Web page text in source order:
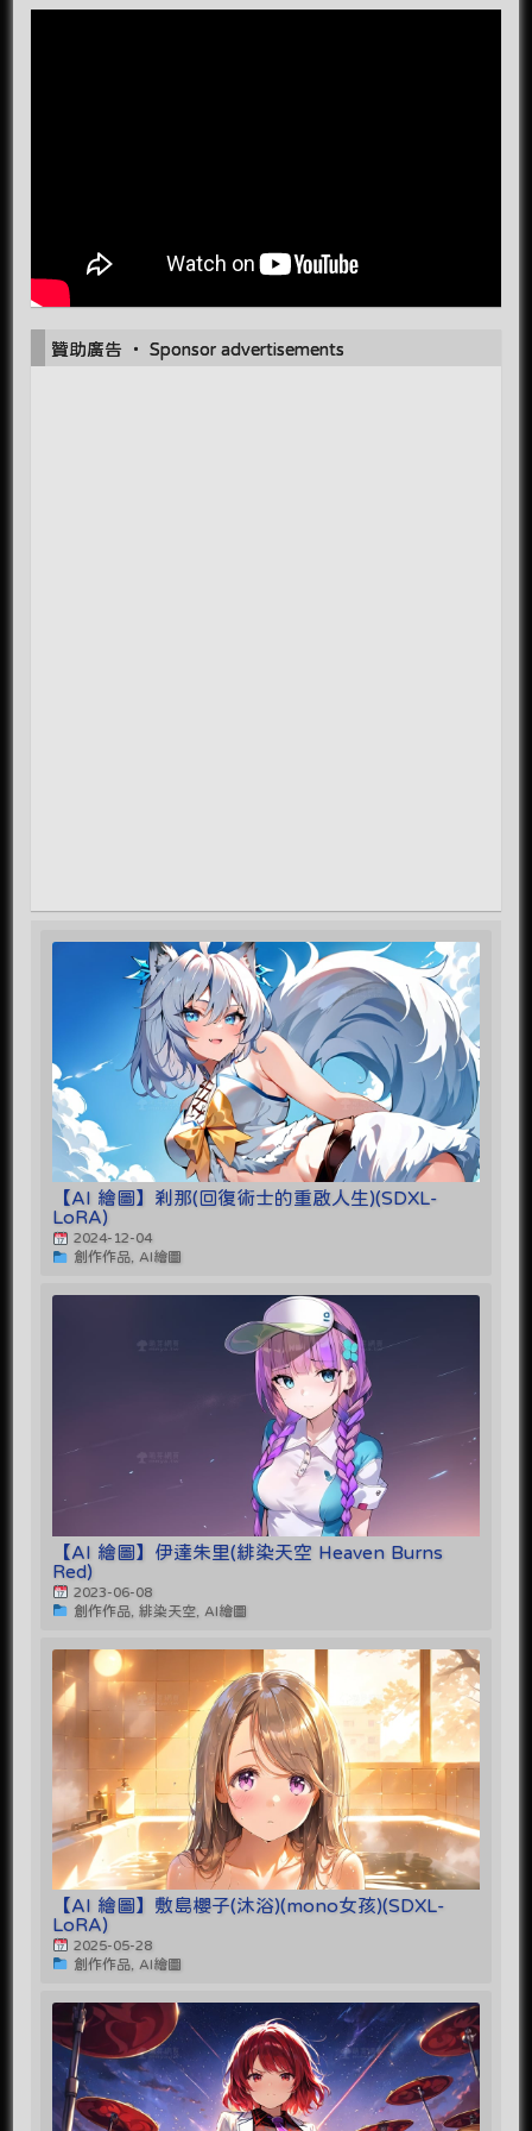
贊助廣告 ‧ Sponsor advertisements
【AI 繪圖】剎那(回復術士的重啟人生)(SDXL-
LoRA)
2024-12-04
創作作品, AI繪圖
【AI 繪圖】伊達朱里(緋染天空 Heaven Burns
Red)
2023-06-08
創作作品, 緋染天空, AI繪圖
【AI 繪圖】敷島櫻子(沐浴)(mono女孩)(SDXL-
LoRA)
2025-05-28
創作作品, AI繪圖